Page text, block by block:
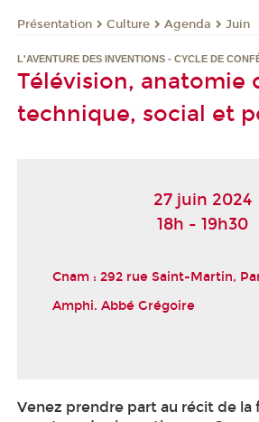
Présentation Culture Agenda Juin
L'AVENTURE DES INVENTIONS - CYCLE DE
Télévision, anatomie
technique, social et
27 juin 2024
18h - 19h30
Cnam : 292 rue Saint-Martin,
Amphi. Abbé Grégoire
Venez prendre part au récit de la